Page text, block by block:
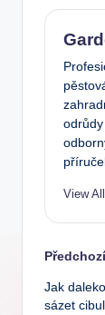
View
Post
Jak
sázet